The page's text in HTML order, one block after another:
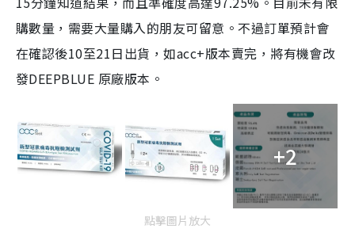
購數量，需要大量購入的朋友可留意。不過訂單預計會
在確認後10至21日出貨，如acc+版本賣完，將有機會改
發DEEPBLUE 原廠版本。
+2
點擊圖片放大